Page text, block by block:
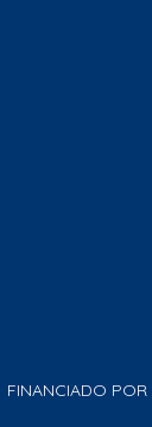
FINANCIADO POR